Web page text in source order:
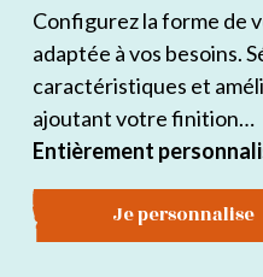
Configurez la forme de
adaptée à vos besoins.
caractéristiques et
ajoutant votre finition…
Entièrement
Je personnalise